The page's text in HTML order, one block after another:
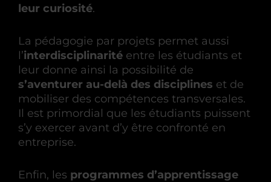
leur curiosité.
La pédagogie par projets permet aussi
l’interdisciplinarité entre les étudiants et
leur donne ainsi la possibilité de
s’aventurer au-delà des disciplines et de
mobiliser des compétences transversales.
Il est primordial que les étudiants puissent
s’y exercer avant d’y être confronté en
entreprise.
Enfin, les programmes d’apprentissage